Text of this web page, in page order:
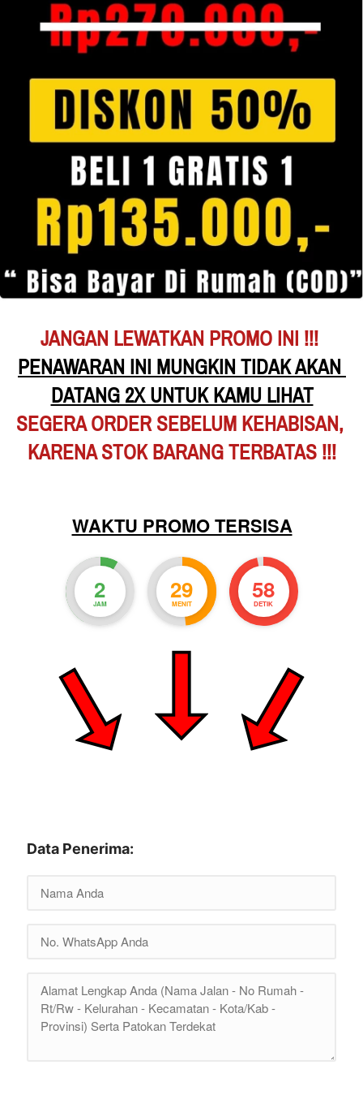
JANGAN LEWATKAN PROMO INI !!!
PENAWARAN INI MUNGKIN TIDAK AKAN
DATANG 2X UNTUK KAMU LIHAT
SEGERA ORDER SEBELUM KEHABISAN,
KARENA STOK BARANG TERBATAS !!!
WAKTU PROMO TERSISA
2
JAM 29
MENIT 56
DETIK
Data Penerima: